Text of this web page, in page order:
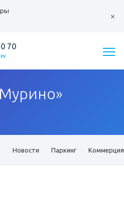
70
Новости Паркинг Коммерция